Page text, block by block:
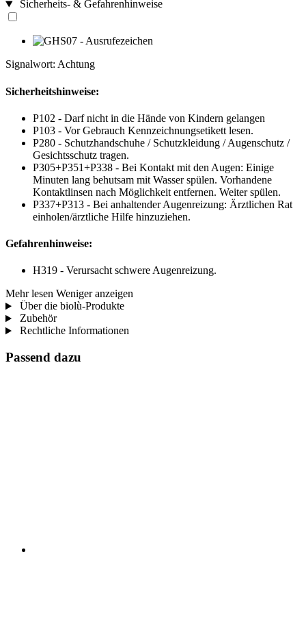
Sicherheits- & Gefahrenhinweise
Signalwort: Achtung
Sicherheitshinweise:
P102 - Darf nicht in die Hände von Kindern gelangen
P103 - Vor Gebrauch Kennzeichnungsetikett lesen.
P280 - Schutzhandschuhe / Schutzkleidung / Augenschutz /
Gesichtsschutz tragen.
P305+P351+P338 - Bei Kontakt mit den Augen: Einige
Minuten lang behutsam mit Wasser spülen. Vorhandene
Kontaktlinsen nach Möglichkeit entfernen. Weiter spülen.
P337+P313 - Bei anhaltender Augenreizung: Ärztlichen Rat
einholen/ärztliche Hilfe hinzuziehen.
Gefahrenhinweise:
H319 - Verursacht schwere Augenreizung.
Mehr lesen Weniger anzeigen
Über die biolù-Produkte
Zubehör
Rechtliche Informationen
Passend dazu